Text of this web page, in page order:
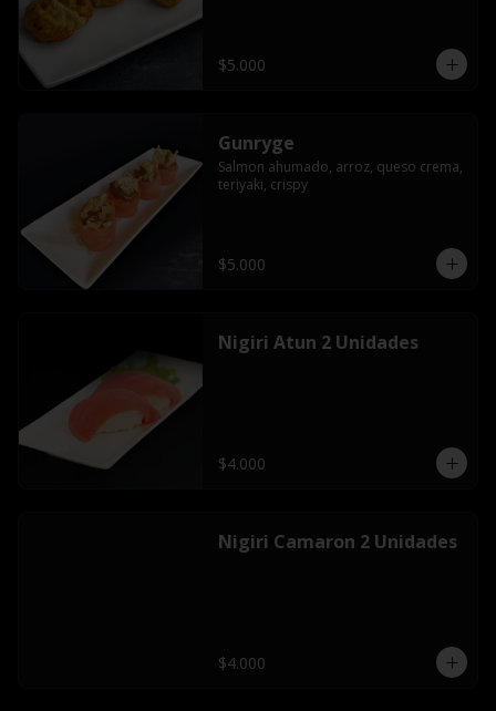
$5.000
Gunryge
Salmon ahumado, arroz, queso crema,
teriyaki, crispy
$5.000
Nigiri Atun 2 Unidades
$4.000
Nigiri Camaron 2 Unidades
$4.000